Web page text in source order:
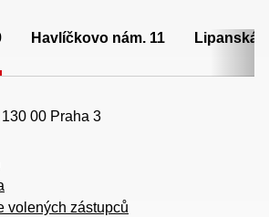
Havlíčkovo nám. 11 Lipanská 7
00 Praha 3
volených zástupců